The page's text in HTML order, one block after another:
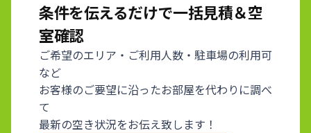
条件を伝えるだけで一括見積＆空
室確認
ご希望のエリア・ご利用人数・駐車場の利用可
など
お客様のご要望に沿ったお部屋を代わりに調べ
て
最新の空き状況をお伝え致します！